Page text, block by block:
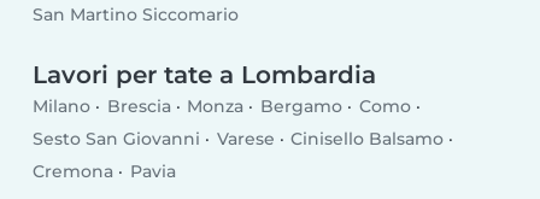
San Martino Siccomario
Lavori per tate a Lombardia
Milano Brescia Monza Bergamo
Como
Sesto San Giovanni
Varese
Cinisello Balsamo
Cremona
Pavia